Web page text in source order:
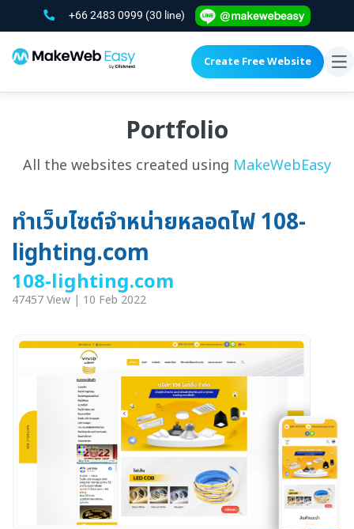
+66 2483 0999 (30 line)
Create Free Website
Portfolio
All the websites created using MakeWebEasy
ทำเว็บไซต์จำหน่ายหลอดไฟ 108-
lighting.com
108-lighting.com
47457 View | 10 Feb 2022